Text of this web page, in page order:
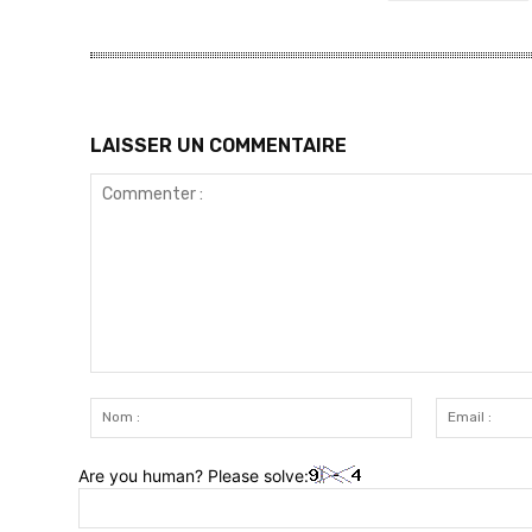
LAISSER UN COMMENTAIRE
:
Are you human? Please solve: